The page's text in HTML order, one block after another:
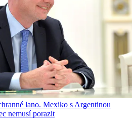
lano. Mexiko s Argentinou
nemusí porazit